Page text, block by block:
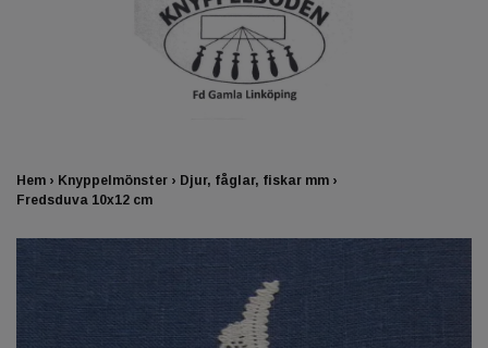
Hem › Knyppelmönster › Djur, fåglar, fiskar mm ›
Fredsduva 10x12 cm